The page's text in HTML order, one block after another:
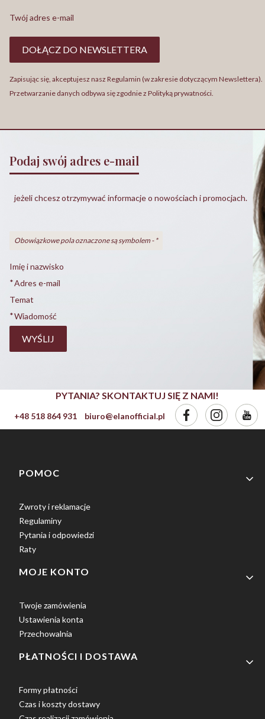
Twój adres e-mail
DOŁĄCZ DO NEWSLETTERA
Zapisując się, akceptujesz nasz Regulamin (w zakresie dotyczącym Newslettera).
Przetwarzanie danych odbywa się zgodnie z Polityką prywatności.
Podaj swój adres e-mail
jeżeli chcesz otrzymywać informacje o nowościach i promocjach.
Obowiązkowe pola oznaczone są symbolem - *
Imię i nazwisko
*Adres e-mail
Temat
*Wiadomość
WYŚLIJ
PYTANIA? SKONTAKTUJ SIĘ Z NAMI!
+48 518 864 931 biuro@elanofficial.pl
Linki w stopce
POMOC
Zwroty i reklamacje
Regulaminy
Pytania i odpowiedzi
Raty
MOJE KONTO
Twoje zamówienia
Ustawienia konta
Przechowalnia
PŁATNOŚCI I DOSTAWA
Formy płatności
Czas i koszty dostawy